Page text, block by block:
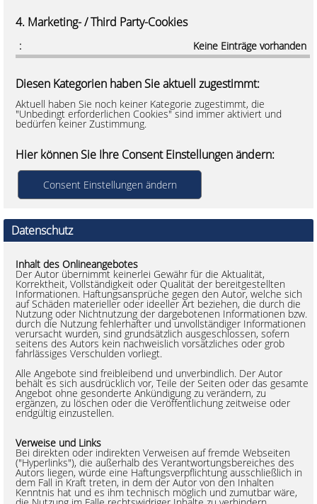
4. Marketing- / Third Party-Cookies
Keine Einträge vorhanden
Diesen Kategorien haben Sie aktuell zugestimmt:
Aktuell haben Sie noch keiner Kategorie zugestimmt, die
"Unbedingt erforderlichen Cookies" sind immer aktiviert und
bedürfen keiner Zustimmung.
Hier können Sie Ihre Consent Einstellungen ändern:
Datenschutz
Inhalt des Onlineangebotes
Der Autor übernimmt keinerlei Gewähr für die Aktualität,
Korrektheit, Vollständigkeit oder Qualität der bereitgestellten
Informationen. Haftungsansprüche gegen den Autor, welche sich
auf Schäden materieller oder ideeller Art beziehen, die durch die
Nutzung oder Nichtnutzung der dargebotenen Informationen bzw.
durch die Nutzung fehlerhafter und unvollständiger Informationen
verursacht wurden, sind grundsätzlich ausgeschlossen, sofern
seitens des Autors kein nachweislich vorsätzliches oder grob
fahrlässiges Verschulden vorliegt.
Alle Angebote sind freibleibend und unverbindlich. Der Autor
behält es sich ausdrücklich vor, Teile der Seiten oder das gesamte
Angebot ohne gesonderte Ankündigung zu verändern, zu
ergänzen, zu löschen oder die Veröffentlichung zeitweise oder
endgültig einzustellen.
Verweise und Links
Bei direkten oder indirekten Verweisen auf fremde Webseiten
("Hyperlinks"), die außerhalb des Verantwortungsbereiches des
Autors liegen, würde eine Haftungsverpflichtung ausschließlich in
dem Fall in Kraft treten, in dem der Autor von den Inhalten
Kenntnis hat und es ihm technisch möglich und zumutbar wäre,